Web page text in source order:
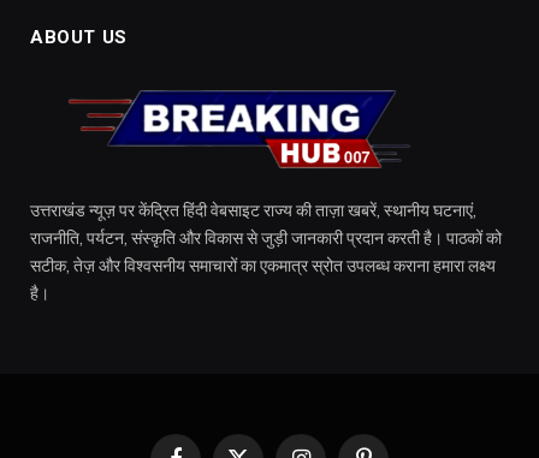
ABOUT US
उत्तराखंड न्यूज़ पर केंद्रित हिंदी वेबसाइट राज्य की ताज़ा खबरें, स्थानीय घटनाएं,
राजनीति, पर्यटन, संस्कृति और विकास से जुड़ी जानकारी प्रदान करती है। पाठकों को
सटीक, तेज़ और विश्वसनीय समाचारों का एकमात्र स्रोत उपलब्ध कराना हमारा लक्ष्य
है।